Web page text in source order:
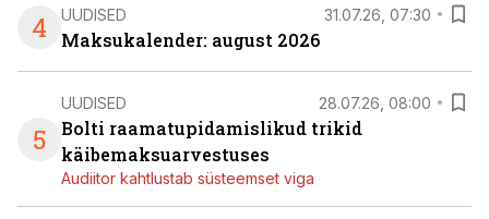
4 UUDISED 31.07.26, 07:30
Maksukalender: august 2026
5
UUDISED 28.07.26, 08:00
Bolti raamatupidamislikud trikid
käibemaksuarvestuses
Audiitor kahtlustab süsteemset viga